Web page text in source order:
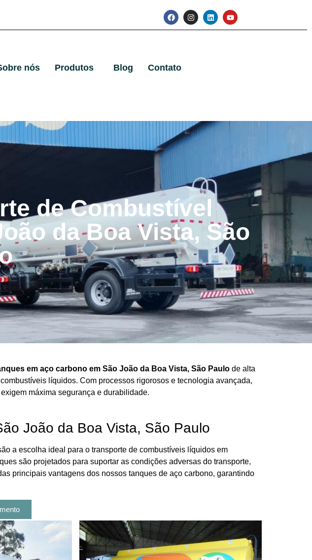
nós Produtos Blog Contato
de Combustível
da Boa Vista, São
em aço carbono em São João da Boa Vista, São Paulo de alta
líquidos. Com processos rigorosos e tecnologia avançada,
máxima segurança e durabilidade.
João da Boa Vista, São Paulo
a escolha ideal para o transporte de combustíveis líquidos em
são projetados para suportar as condições adversas do transporte,
principais vantagens dos nossos tanques de aço carbono, garantindo